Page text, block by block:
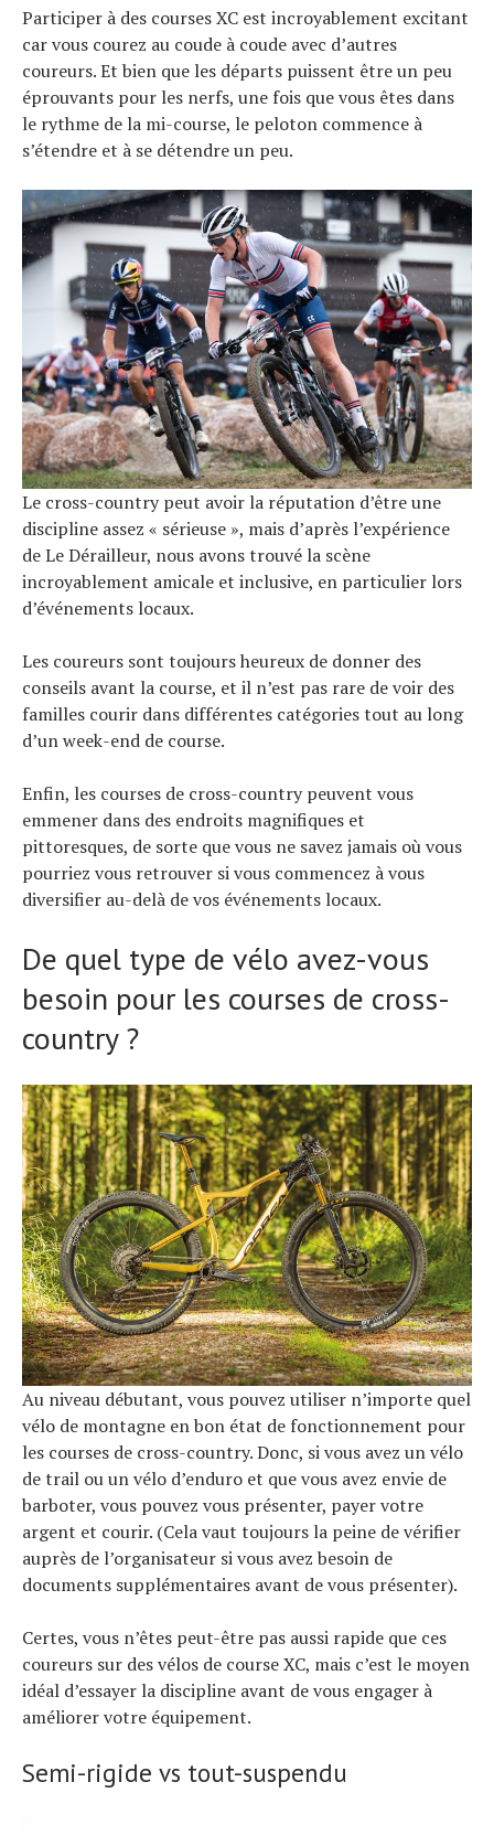
Participer à des courses XC est incroyablement excitant
car vous courez au coude à coude avec d’autres
coureurs. Et bien que les départs puissent être un peu
éprouvants pour les nerfs, une fois que vous êtes dans
le rythme de la mi-course, le peloton commence à
s’étendre et à se détendre un peu.
Le cross-country peut avoir la réputation d’être une
discipline assez « sérieuse », mais d’après l’expérience
de Le Dérailleur, nous avons trouvé la scène
incroyablement amicale et inclusive, en particulier lors
d’événements locaux.
Les coureurs sont toujours heureux de donner des
conseils avant la course, et il n’est pas rare de voir des
familles courir dans différentes catégories tout au long
d’un week-end de course.
Enfin, les courses de cross-country peuvent vous
emmener dans des endroits magnifiques et
pittoresques, de sorte que vous ne savez jamais où vous
pourriez vous retrouver si vous commencez à vous
diversifier au-delà de vos événements locaux.
De quel type de vélo avez-vous
besoin pour les courses de cross-
country ?
Au niveau débutant, vous pouvez utiliser n’importe quel
vélo de montagne en bon état de fonctionnement pour
les courses de cross-country. Donc, si vous avez un vélo
de trail ou un vélo d’enduro et que vous avez envie de
barboter, vous pouvez vous présenter, payer votre
argent et courir. (Cela vaut toujours la peine de vérifier
auprès de l’organisateur si vous avez besoin de
documents supplémentaires avant de vous présenter).
Certes, vous n’êtes peut-être pas aussi rapide que ces
coureurs sur des vélos de course XC, mais c’est le moyen
idéal d’essayer la discipline avant de vous engager à
améliorer votre équipement.
Semi-rigide vs tout-suspendu